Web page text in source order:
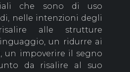
che sono di uso
nelle intenzioni degli
alle strutture
un ridurre ai
un impoverire il segno
da risalire al suo